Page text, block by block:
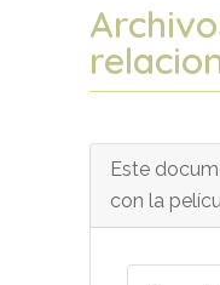
Este
con la